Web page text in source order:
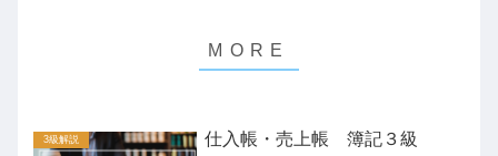
3級解説 仕入帳・売上帳 簿記３級